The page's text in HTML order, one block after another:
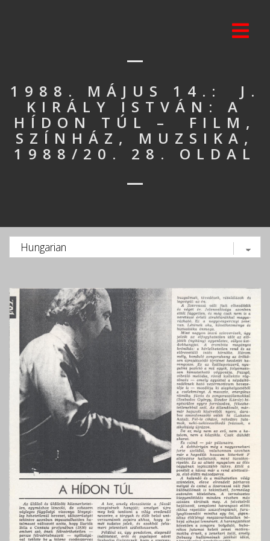
1988. MÁJUS 14.: J.
KIRÁLY ISTVÁN: A
HÍDON TÚL – FILM,
SZÍNHÁZ, MUZSIKA,
1988/20. 28. OLDAL